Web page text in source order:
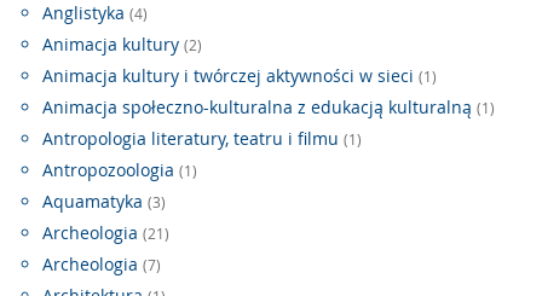
Anglistyka (4)
Animacja kultury (2)
Animacja kultury i twórczej aktywności w sieci (1)
Animacja społeczno-kulturalna z edukacją kulturalną (1)
Antropologia literatury, teatru i filmu (1)
Antropozoologia (1)
Aquamatyka (3)
Archeologia (21)
Archeologia (7)